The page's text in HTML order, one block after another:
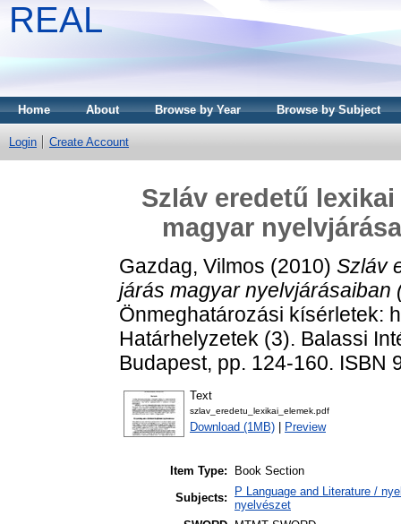
REAL
Home About Browse by Year Browse by Subject
Login Create Account
Szláv eredetű
magyar
Gazdag, Vilmos (2010) Szláv
járás magyar nyelvjárásaiban
Önmeghatározási kísérletek:
Határhelyzetek (3). Balassi
Budapest, pp. 124-160. ISBN
Text
szlav_eredetu_lexikai_elemek.pdf
Download (1MB) Preview
Item Type:
Book Section
Subjects:
P Language and Literature /
nyelvészet